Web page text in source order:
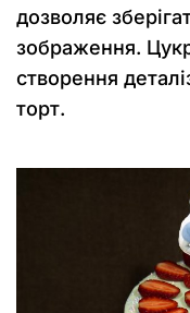
дозволяє
зображення.
створення
торт.